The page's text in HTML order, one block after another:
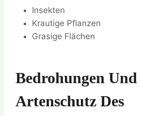
Insekten
Krautige Pflanzen
Grasige Flächen
Bedrohungen Und
Artenschutz Des